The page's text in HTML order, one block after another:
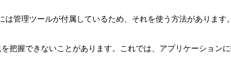
管理ツールが付属しているため、それを使う方法があります。
把握できないことがあります。これでは、アプリケーション